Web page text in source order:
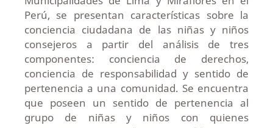
Perú, se presentan características sobre la
conciencia ciudadana de las niñas y niños
consejeros a partir del análisis de tres
componentes: conciencia de derechos,
conciencia de responsabilidad y sentido de
pertenencia a una comunidad. Se encuentra
que poseen un sentido de pertenencia al
grupo de niñas y niños con quienes